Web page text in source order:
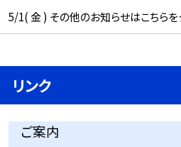
5/1( 金 ) その他のお知らせはこちらを
リンク
ご案内